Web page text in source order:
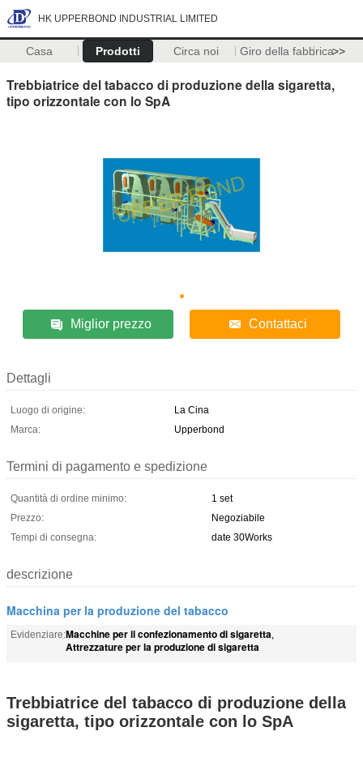
HK UPPERBOND INDUSTRIAL LIMITED
Casa Prodotti Circa noi Giro della fabbrica>>
Trebbiatrice del tabacco di produzione della sigaretta,
tipo orizzontale con lo SpA
Miglior prezzo Contattaci
Dettagli
Luogo di origine:
La Cina
Marca:
Upperbond
Termini di pagamento e spedizione
Quantità di ordine minimo:
1 set
Prezzo:
Negoziabile
Tempi di consegna:
date 30Works
descrizione
Macchina per la produzione del tabacco
Evidenziare:Macchine per il confezionamento di sigaretta,
Attrezzature per la produzione di sigaretta
Trebbiatrice del tabacco di produzione della
sigaretta, tipo orizzontale con lo SpA